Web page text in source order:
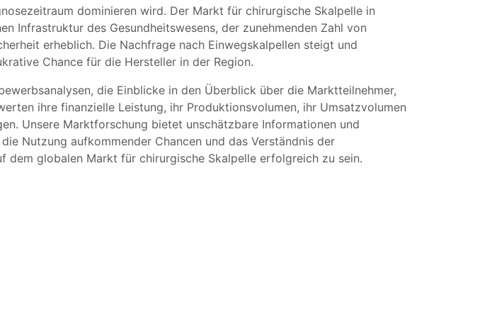
dominieren wird. Der Markt für chirurgische Skalpelle in
Infrastruktur des Gesundheitswesens, der zunehmenden Zahl von
erheblich. Die Nachfrage nach Einwegskalpellen steigt und
Chance für die Hersteller in der Region.
die Einblicke in den Überblick über die Marktteilnehmer,
ihre finanzielle Leistung, ihr Produktionsvolumen, ihr Umsatzvolumen
Unsere Marktforschung bietet unschätzbare Informationen und
Nutzung aufkommender Chancen und das Verständnis der
dem globalen Markt für chirurgische Skalpelle erfolgreich zu sein.